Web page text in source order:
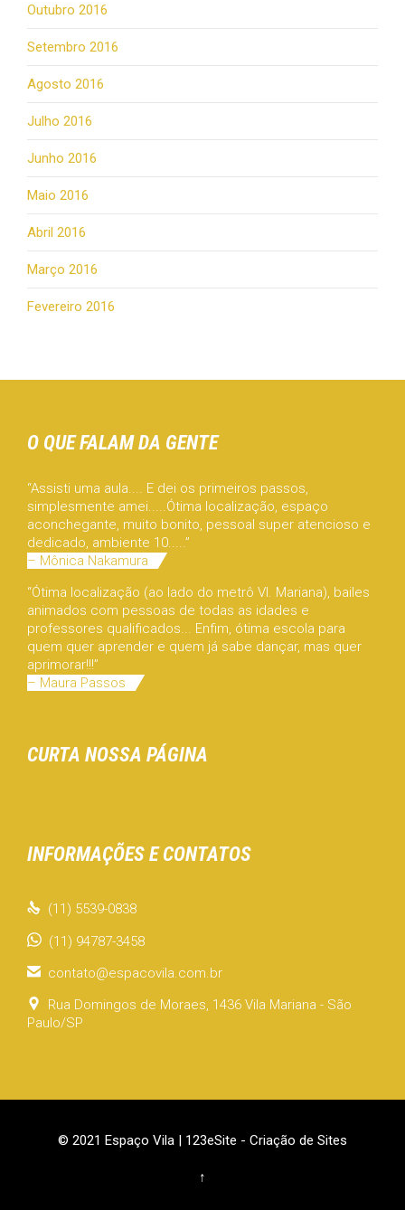
Outubro 2016
Setembro 2016
Agosto 2016
Julho 2016
Junho 2016
Maio 2016
Abril 2016
Março 2016
Fevereiro 2016
O QUE FALAM DA GENTE
“Assisti uma aula.... E dei os primeiros passos,
simplesmente amei.....Ótima localização, espaço
aconchegante, muito bonito, pessoal super atencioso e
dedicado, ambiente 10.....”
– Mônica Nakamura
“Ótima localização (ao lado do metrô Vl. Mariana), bailes
animados com pessoas de todas as idades e
professores qualificados... Enfim, ótima escola para
quem quer aprender e quem já sabe dançar, mas quer
aprimorar!!!”
– Maura Passos
CURTA NOSSA PÁGINA
INFORMAÇÕES E CONTATOS
 (11) 5539-0838
(11) 94787-3458
 contato@espacovila.com.br

Rua Domingos de Moraes, 1436 Vila Mariana - São
Paulo/SP
© 2021 Espaço Vila | 123eSite - Criação de Sites
↑